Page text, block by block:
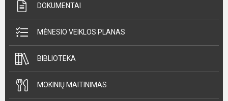
DOKUMENTAI
MĖNESIO VEIKLOS PLANAS
BIBLIOTEKA
MOKINIŲ MAITINIMAS